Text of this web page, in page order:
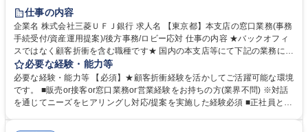
土日祝休み
仕事の内容
企業名 株式会社三菱ＵＦＪ銀行 求人名 【東京都】本支店の窓口業務(事務
手続受付/資産運用提案)/後方事務/ロビー応対 仕事の内容 ★バックオフィ
スではなく顧客折衝を含む職種です★ 国内の本支店等にて下記の業務に従
事していただきます。 ■窓口/後方/ロビーにて事務手続等の受付・オペレ
ーション、お客様対応 ■窓口にて、ご来店された個人のお客様に対して金
融商品のご提案 ■効率的な事務運用の検討・構築等 ≪業務紹介：ご応募前
に必ずご覧ください≫ ※記事 https://www.mysite.bk.mufg.jp/career/circle/
必要な経験・能力等
必要な経験・能力等 【必須】★顧客折衝経験を活かしてご活躍可能な環境
です。 ■販売or接客or窓口業務or営業経験をお持ちの方(業界不問) ※対話
を通じてニーズをヒアリングし対応/提案を実施した経験必須 ■正社員とし